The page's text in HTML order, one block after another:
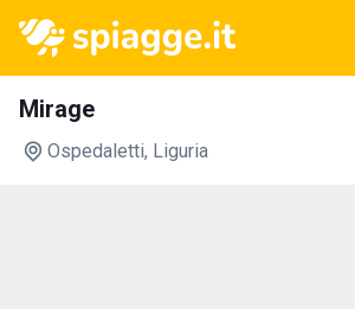
Mirage
Ospedaletti, Liguria